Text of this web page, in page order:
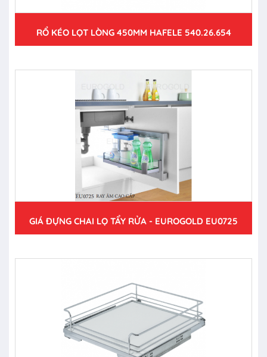
RỔ KÉO LỌT LÒNG 450MM HAFELE 540.26.654
GIÁ ĐỰNG CHAI LỌ TẨY RỬA - EUROGOLD EU0725